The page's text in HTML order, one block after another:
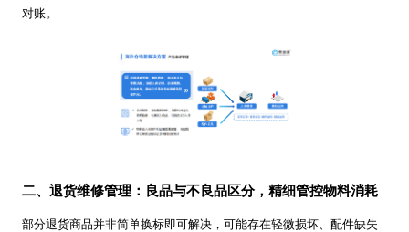
对账。
二、退货维修管理：良品与不良品区分，精细管控物料消耗
部分退货商品并非简单换标即可解决，可能存在轻微损坏、配件缺失